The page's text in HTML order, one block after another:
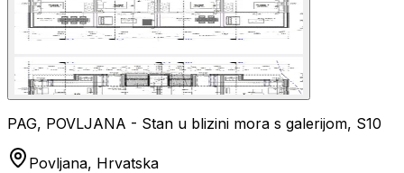
PAG, POVLJANA - Stan u blizini mora s galerijom, S10
Povljana, Hrvatska